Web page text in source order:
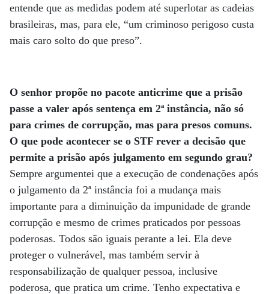
entende que as medidas podem até superlotar as cadeias
brasileiras, mas, para ele, “um criminoso perigoso custa
mais caro solto do que preso”.
O senhor propõe no pacote anticrime que a prisão
passe a valer após sentença em 2ª instância, não só
para crimes de corrupção, mas para presos comuns.
O que pode acontecer se o STF rever a decisão que
permite a prisão após julgamento em segundo grau?
Sempre argumentei que a execução de condenações após
o julgamento da 2ª instância foi a mudança mais
importante para a diminuição da impunidade de grande
corrupção e mesmo de crimes praticados por pessoas
poderosas. Todos são iguais perante a lei. Ela deve
proteger o vulnerável, mas também servir à
responsabilização de qualquer pessoa, inclusive
poderosa, que pratica um crime. Tenho expectativa e